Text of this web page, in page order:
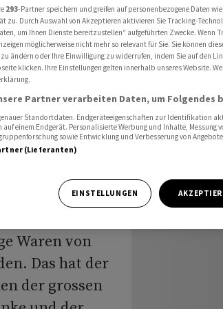
lockern
für
Waren von
Das hat der
der grossen
293-Partner speichern und greifen auf personenbezogene Daten
zu. Durch Auswahl von Akzeptieren aktivieren Sie Tracking-
um Ihnen Dienste bereitzustellen“ aufgeführten Zwecke. Wenn
möglicherweise nicht mehr so relevant für Sie. Sie können
ändern oder Ihre Einwilligung zu widerrufen, indem Sie auf den
klicken. Ihre Einstellungen gelten innerhalb unseres Website.
Partner verarbeiten Daten, um Folgendes
Standortdaten. Endgeräteeigenschaften zur Identifikation
einem Endgerät. Personalisierte Werbung und Inhalte, Messung
sowie Entwicklung und Verbesserung von
(Lieferanten)
EINSTELLUNGEN